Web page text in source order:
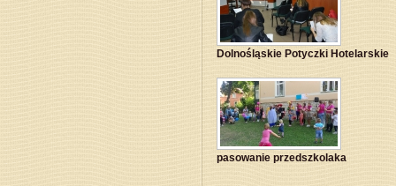
Dolnośląskie Potyczki Hotelarskie
pasowanie przedszkolaka